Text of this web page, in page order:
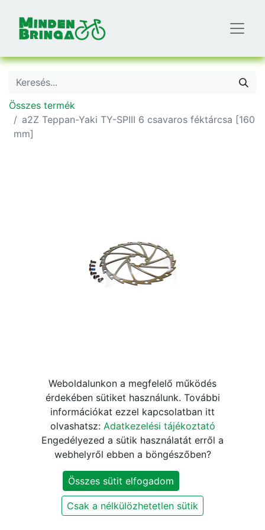
Összes termék
a2Z Teppan-Yaki TY-SPIII 6 csavaros féktárcsa [160
mm]
a2Z Teppan-Yaki TY-SPIII 6
csavaros féktárcsa [160 mm]
4.670Ft 5.490 Ft
KOSÁRBA
Weboldalunkon a megfelelő működés
érdekében sütiket használunk. További
információkat ezzel kapcsolatban itt
olvashatsz: Adatkezelési tájékoztató
Engedélyezed a sütik használatát erről a
webhelyről ebben a böngészőben?
Összes sütit elfogadom
Csak a nélkülözhetetlen sütik